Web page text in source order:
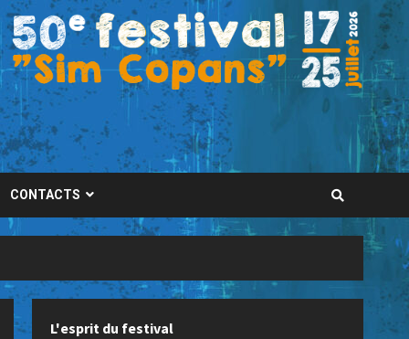
CONTACTS
L'esprit du festival